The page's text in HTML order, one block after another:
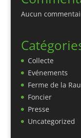
Aucun
Collecte
Evénements
Ferme de la
Foncier
Presse
Uncategorized